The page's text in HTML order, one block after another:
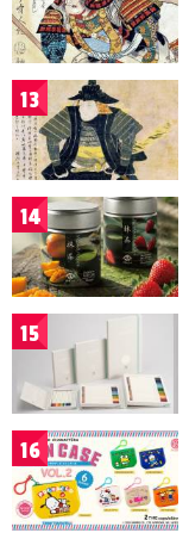
13
14
15
16